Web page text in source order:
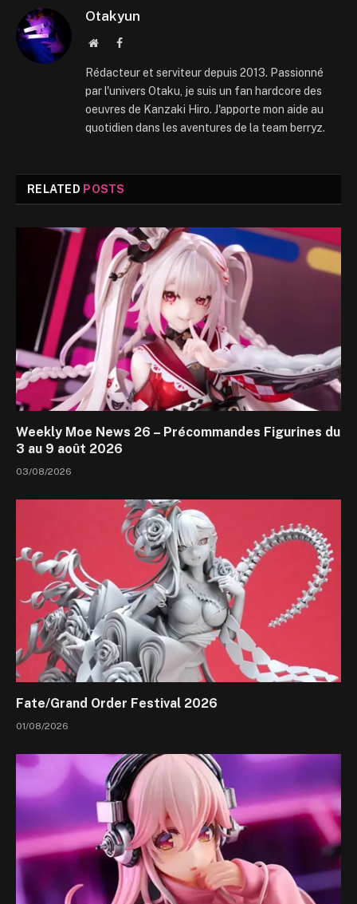
Otakyun
WebsiteFacebook
Rédacteur et serviteur depuis 2013. Passionné
par l'univers Otaku, je suis un fan hardcore des
oeuvres de Kanzaki Hiro. J'apporte mon aide au
quotidien dans les aventures de la team berryz.
RELATED POSTS
Weekly Moe News 26 – Précommandes Figurines du
3 au 9 août 2026
03/08/2026
Fate/Grand Order Festival 2026
01/08/2026